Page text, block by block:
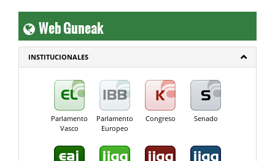
Web Guneak
INSTITUCIONALES
Parlamento
Vasco
Parlamento
Europeo
Congreso Senado